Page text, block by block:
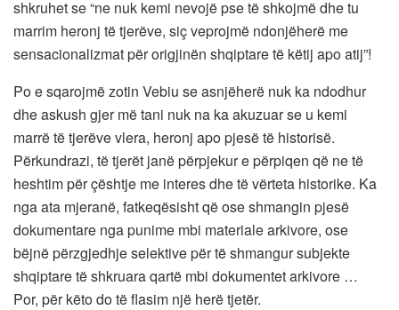
shkruhet se “ne nuk kemi nevojë pse të shkojmë dhe tu
marrim heronj të tjerëve, siç veprojmë ndonjëherë me
sensacionalizmat për origjinën shqiptare të këtij apo atij”!
Po e sqarojmë zotin Vebiu se asnjëherë nuk ka ndodhur
dhe askush gjer më tani nuk na ka akuzuar se u kemi
marrë të tjerëve vlera, heronj apo pjesë të historisë.
Përkundrazi, të tjerët janë përpjekur e përpiqen që ne të
heshtim për çështje me interes dhe të vërteta historike. Ka
nga ata mjeranë, fatkeqësisht që ose shmangin pjesë
dokumentare nga punime mbi materiale arkivore, ose
bëjnë përzgjedhje selektive për të shmangur subjekte
shqiptare të shkruara qartë mbi dokumentet arkivore …
Por, për këto do të flasim një herë tjetër.